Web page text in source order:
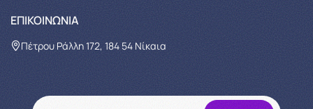
ΕΠΙΚΟΙΝΩΝΊΑ
Πέτρου Ράλλη 172, 184 54 Νίκαια